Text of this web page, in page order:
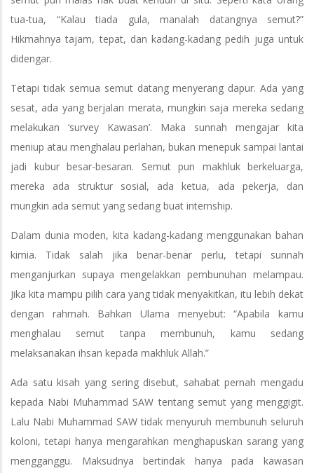
tua-tua, “Kalau tiada gula, manalah datangnya semut?”
Hikmahnya tajam, tepat, dan kadang-kadang pedih juga untuk
didengar.
Tetapi tidak semua semut datang menyerang dapur. Ada yang
sesat, ada yang berjalan merata, mungkin saja mereka sedang
melakukan ‘survey Kawasan’. Maka sunnah mengajar kita
meniup atau menghalau perlahan, bukan menepuk sampai lantai
jadi kubur besar-besaran. Semut pun makhluk berkeluarga,
mereka ada struktur sosial, ada ketua, ada pekerja, dan
mungkin ada semut yang sedang buat internship.
Dalam dunia moden, kita kadang-kadang menggunakan bahan
kimia. Tidak salah jika benar-benar perlu, tetapi sunnah
menganjurkan supaya mengelakkan pembunuhan melampau.
Jika kita mampu pilih cara yang tidak menyakitkan, itu lebih dekat
dengan rahmah. Bahkan Ulama menyebut: “Apabila kamu
menghalau semut tanpa membunuh, kamu sedang
melaksanakan ihsan kepada makhluk Allah.”
Ada satu kisah yang sering disebut, sahabat pernah mengadu
kepada Nabi Muhammad SAW tentang semut yang menggigit.
Lalu Nabi Muhammad SAW tidak menyuruh membunuh seluruh
koloni, tetapi hanya mengarahkan menghapuskan sarang yang
mengganggu. Maksudnya bertindak hanya pada kawasan